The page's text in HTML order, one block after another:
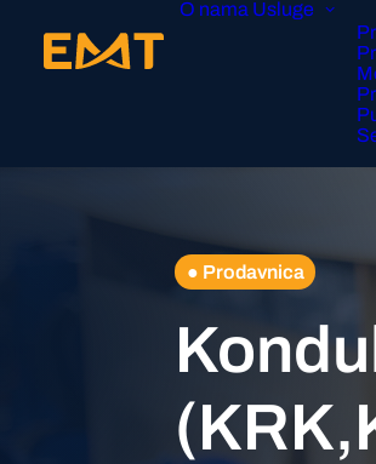
O nama Usluge
● Prodavnica